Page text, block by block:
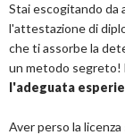
Stai escogitando da
l'attestazione di
che ti assorbe la
un metodo segreto!
l'adeguata
Aver perso la